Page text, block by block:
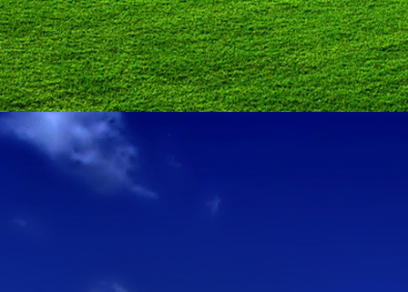
személyesen a
címen tudjátok
Kérelmeteket
nyíló